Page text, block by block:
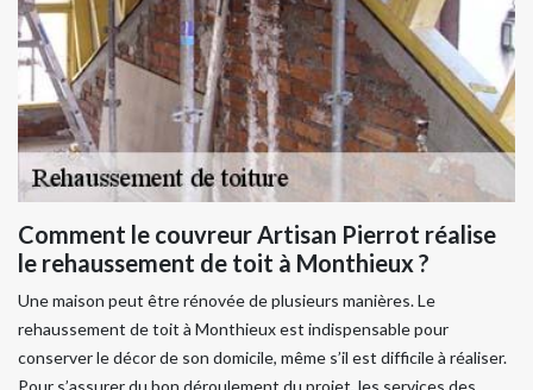
Comment le couvreur Artisan Pierrot réalise
le rehaussement de toit à Monthieux ?
Une maison peut être rénovée de plusieurs manières. Le
rehaussement de toit à Monthieux est indispensable pour
conserver le décor de son domicile, même s’il est difficile à réaliser.
Pour s’assurer du bon déroulement du projet, les services des